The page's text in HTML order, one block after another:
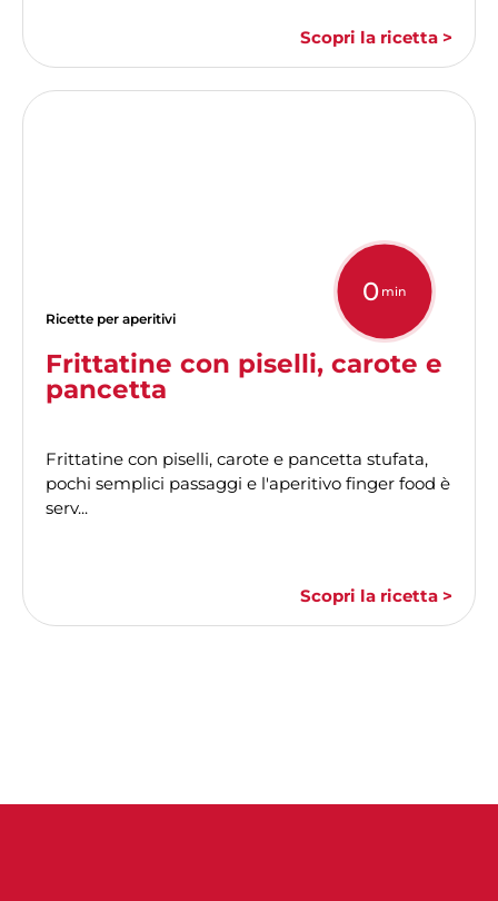
Scopri la ricetta >
0 min
Ricette per aperitivi
Frittatine con piselli, carote e
pancetta
Frittatine con piselli, carote e pancetta stufata,
pochi semplici passaggi e l'aperitivo finger food è
serv...
Scopri la ricetta >